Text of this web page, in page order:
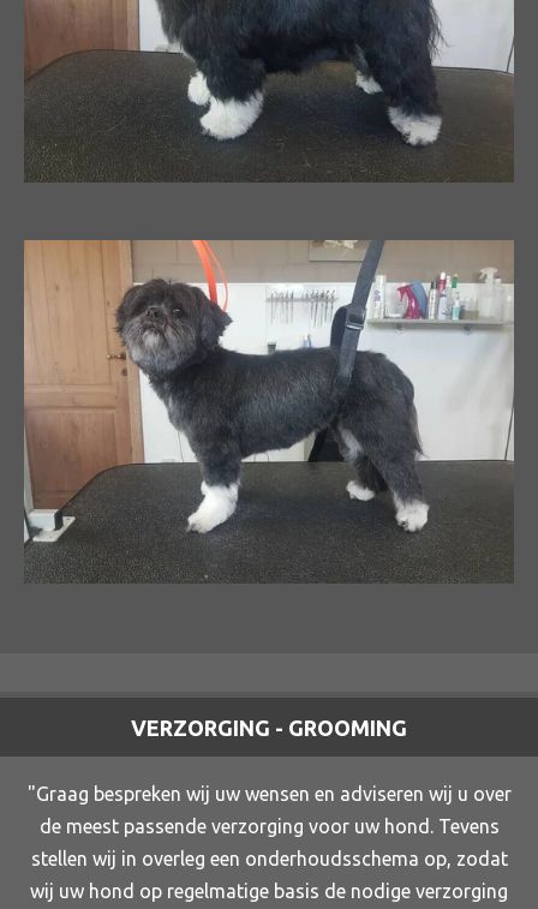
VERZORGING - GROOMING
"Graag bespreken wij uw wensen en adviseren wij u over
de meest passende verzorging voor uw hond. Tevens
stellen wij in overleg een onderhoudsschema op, zodat
wij uw hond op regelmatige basis de nodige verzorging